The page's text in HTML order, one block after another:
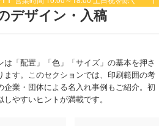
デザイン・入稿
「配置」「色」「サイズ」の基本を押さ
ます。このセクションでは、印刷範囲の考
企業・団体による名入れ事例もご紹介。初
やすいヒントが満載です。